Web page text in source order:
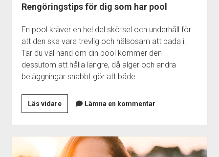
Rengöringstips för dig som har pool
En pool kräver en hel del skötsel och underhåll för
att den ska vara trevlig och hälsosam att bada i.
Tar du väl hand om din pool kommer den
dessutom att hålla längre, då alger och andra
beläggningar snabbt gör att både…
Läs vidareRengöringstips
för
dig
som
har
Lämna en kommentar